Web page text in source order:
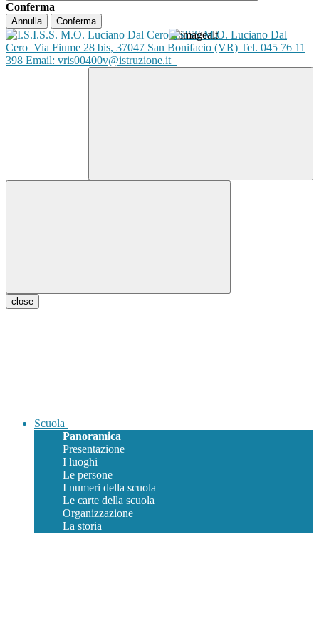
Conferma
Annulla Conferma
ISISS M.O. Luciano Dal
Cero Via Fiume 28 bis, 37047 San Bonifacio (VR) Tel. 045 76 11
398 Email: vris00400v@istruzione.it
close
Scuola
Panoramica
Presentazione
I luoghi
Le persone
I numeri della scuola
Le carte della scuola
Organizzazione
La storia